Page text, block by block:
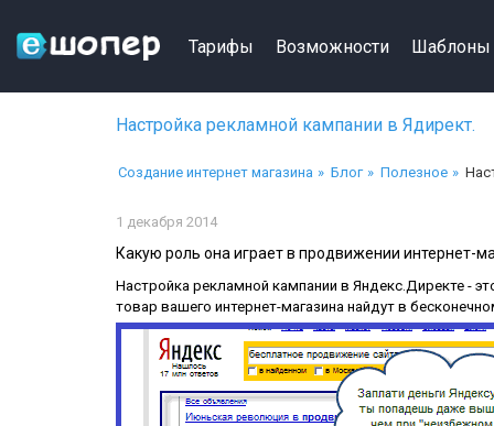
Тарифы Возможности Шаблоны
Настройка рекламной кампании в Ядирект.
Создание интернет магазина Блог Полезное
1 декабря 2014
Какую роль она играет в продвижении интернет-
Настройка рекламной кампании в Яндекс.Директе -
товар вашего интернет-магазина найдут в